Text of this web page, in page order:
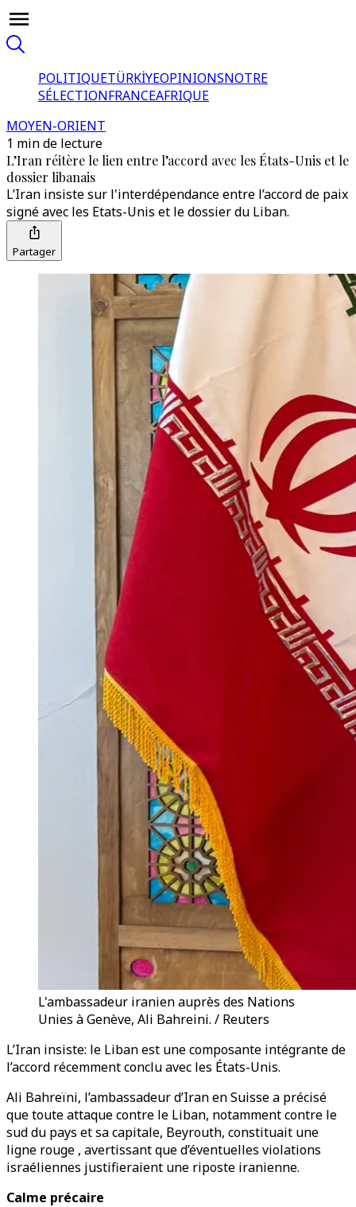
POLITIQUETÜRKİYEOPINIONSNOTRE
SÉLECTIONFRANCEAFRIQUE
MOYEN-ORIENT
1 min de lecture
L’Iran réitère le lien entre l’accord avec les États-Unis et le
dossier libanais
L’Iran insiste sur l'interdépendance entre l’accord de paix
signé avec les Etats-Unis et le dossier du Liban.
Partager
L'ambassadeur iranien auprès des Nations
Unies à Genève, Ali Bahreini. / Reuters
L’Iran insiste: le Liban est une composante intégrante de
l’accord récemment conclu avec les États-Unis.
Ali Bahreïni, l’ambassadeur d’Iran en Suisse a précisé
que toute attaque contre le Liban, notamment contre le
sud du pays et sa capitale, Beyrouth, constituait une
ligne rouge , avertissant que d’éventuelles violations
israéliennes justifieraient une riposte iranienne.
Calme précaire